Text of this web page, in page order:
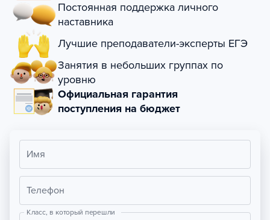
Постоянная поддержка личного
наставника
Лучшие преподаватели-эксперты ЕГЭ
Занятия в небольших группах по
уровню
Официальная гарантия
поступления на бюджет
Имя
Телефон
Класс, в который перешли